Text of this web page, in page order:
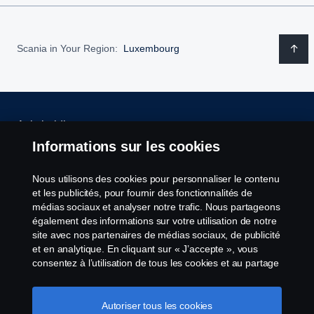
Réduire le besoin de matériaux vierges dans les
Chaque batterie contient une grande quantité de
minimiser à la fois les déchets et le besoin d’extraire de
Scania in Your Region: Luxembourg
Avis juridique
Conditions générales
Contactez-nous
Le système de lancement d'alerte
Informations sur les cookies
Nous utilisons des cookies pour personnaliser le contenu
et les publicités, pour fournir des fonctionnalités de
médias sociaux et analyser notre trafic. Nous partageons
également des informations sur votre utilisation de notre
site avec nos partenaires de médias sociaux, de publicité
et en analytique. En cliquant sur « J’accepte », vous
consentez à l’utilisation de tous les cookies et au partage
cookies en cliquant sur « Paramètres des cookies » et en
sélectionnant les catégories que vous souhaitez
Autoriser tous les cookies